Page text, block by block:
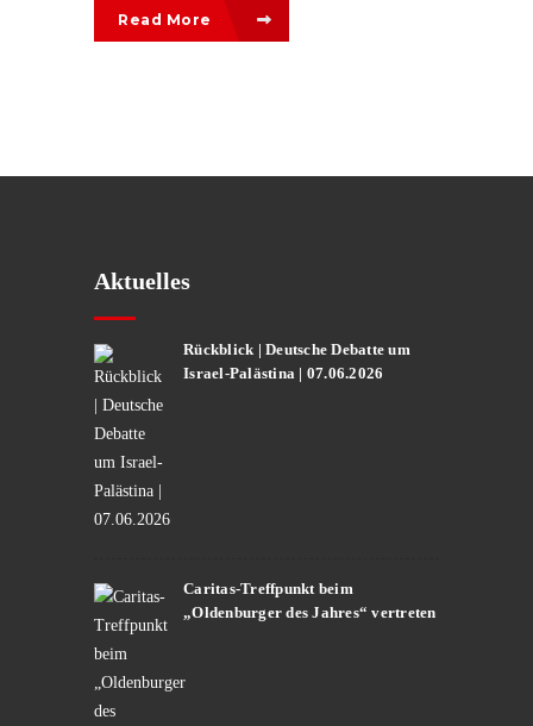
Read More
Aktuelles
Rückblick | Deutsche Debatte um
Israel-Palästina | 07.06.2026
Caritas-Treffpunkt beim
„Oldenburger des Jahres“ vertreten